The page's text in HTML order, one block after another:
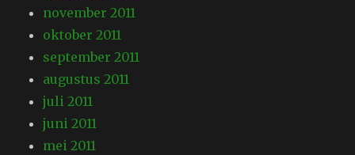
november 2011
oktober 2011
september 2011
augustus 2011
juli 2011
juni 2011
mei 2011